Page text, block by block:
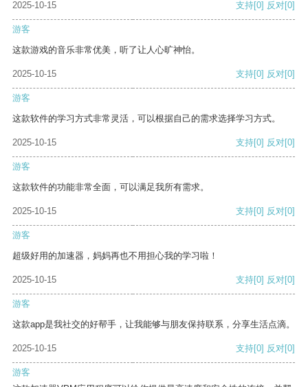
2025-10-15
支持[0] 反对[0]
游客
这款游戏的音乐非常优美，听了让人心旷神怡。
2025-10-15 支持[0] 反对[0]
游客
这款软件的学习方式非常灵活，可以根据自己的需求选择学习方式。
2025-10-15 支持[0] 反对[0]
游客
这款软件的功能非常全面，可以满足我所有需求。
2025-10-15 支持[0] 反对[0]
游客
超级好用的加速器，妈妈再也不用担心我的学习啦！
2025-10-15 支持[0] 反对[0]
游客
这款app是我社交的好帮手，让我能够与朋友保持联系，分享生活点滴。
2025-10-15 支持[0] 反对[0]
游客